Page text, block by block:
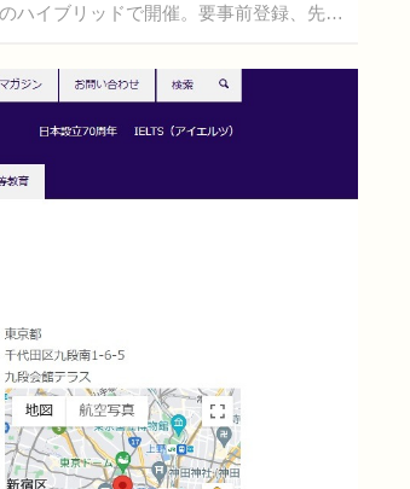
ハイブリッドで開催。要事前登録、先